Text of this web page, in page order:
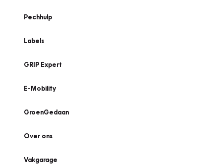
Pechhulp
Labels
GRIP Expert
E-Mobility
GroenGedaan
Over ons
Vakgarage